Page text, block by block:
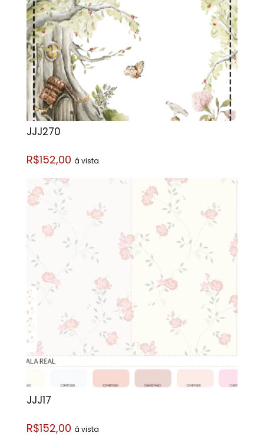
JJJ270
R$152,00 á vista
JJJ17
R$152,00 á vista